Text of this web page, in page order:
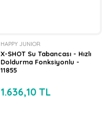
HAPPY JUNIOR
X-SHOT Su Tabancası - Hızlı
Doldurma Fonksiyonlu -
11855
1.636,10 TL